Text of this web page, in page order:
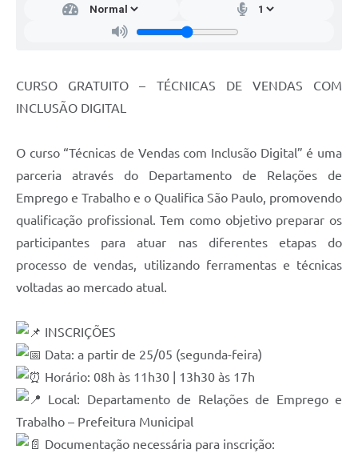
CURSO GRATUITO – TÉCNICAS DE VENDAS COM
INCLUSÃO DIGITAL
O curso “Técnicas de Vendas com Inclusão Digital” é uma
parceria através do Departamento de Relações de
Emprego e Trabalho e o Qualifica São Paulo, promovendo
qualificação profissional. Tem como objetivo preparar os
participantes para atuar nas diferentes etapas do
processo de vendas, utilizando ferramentas e técnicas
voltadas ao mercado atual.
INSCRIÇÕES
Data: a partir de 25/05 (segunda-feira)
Horário: 08h às 11h30 | 13h30 às 17h
Local: Departamento de Relações de Emprego e
Trabalho – Prefeitura Municipal
Documentação necessária para inscrição: